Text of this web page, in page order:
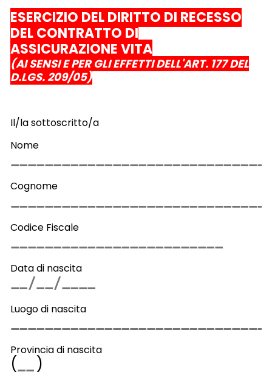
ESERCIZIO DEL DIRITTO DI RECESSO
DEL CONTRATTO DI
ASSICURAZIONE VITA
(AI SENSI E PER GLI EFFETTI DELL'ART. 177 DEL
D.LGS. 209/05)
Il/la sottoscritto/a
Nome
Cognome
Codice Fiscale
Data di nascita
Luogo di nascita
Provincia di nascita
( )